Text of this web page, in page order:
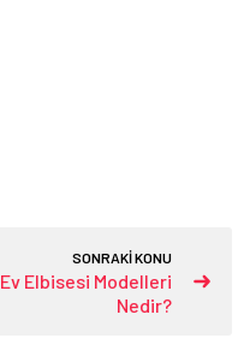
SONRAKİ KONU
Ev Elbisesi Modelleri
Nedir?